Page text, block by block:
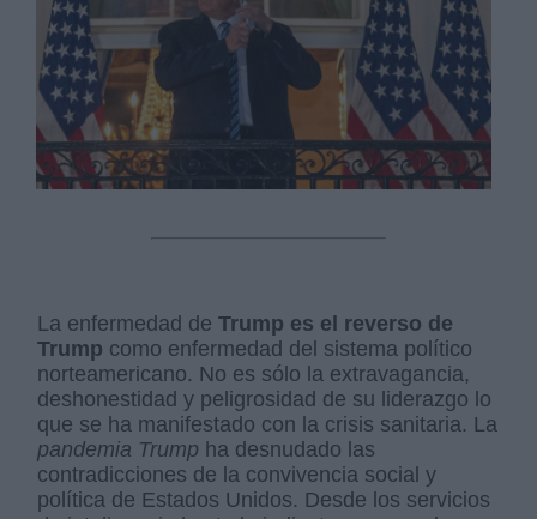
La enfermedad deTrump es el reverso de
Trump como enfermedad del sistema político
norteamericano. No es sólo la extravagancia,
deshonestidad y peligrosidad de su liderazgo lo
que se ha manifestado con la crisis sanitaria. La
pandemia Trump ha desnudado las
contradicciones de la convivencia social y
política de Estados Unidos. Desde los servicios